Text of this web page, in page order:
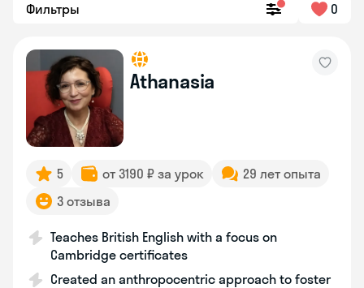
Фильтры 0
Athanasia
5 от 3190 ₽ за урок
29 лет опыта
3 отзыва
Teaches British English with a focus on
Cambridge certificates
Created an anthropocentric approach to foster